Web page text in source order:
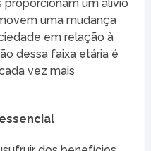
proporcionam um alívio
uma mudança
em relação à
dessa faixa etária é
vez mais